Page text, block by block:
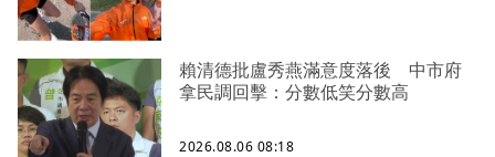
賴清德批盧秀燕滿意度落後 中市府
拿民調回擊：分數低笑分數高
2026.08.06 08:18